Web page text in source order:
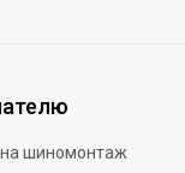
шиномонтаж